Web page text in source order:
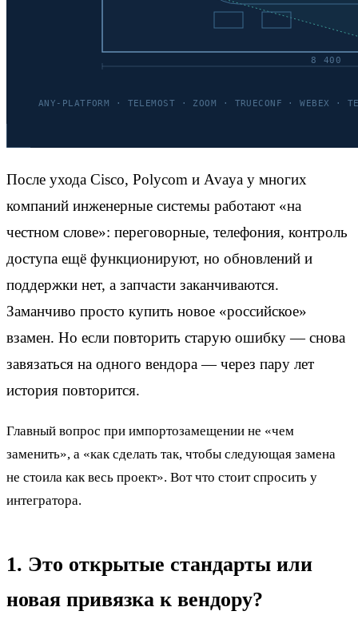
После ухода Cisco, Polycom и Avaya у многих
компаний инженерные системы работают «на
честном слове»: переговорные, телефония, контроль
доступа ещё функционируют, но обновлений и
поддержки нет, а запчасти заканчиваются.
Заманчиво просто купить новое «российское»
взамен. Но если повторить старую ошибку — снова
завязаться на одного вендора — через пару лет
история повторится.
Главный вопрос при импортозамещении не «чем
заменить», а «как сделать так, чтобы следующая замена
не стоила как весь проект». Вот что стоит спросить у
интегратора.
1. Это открытые стандарты или
новая привязка к вендору?